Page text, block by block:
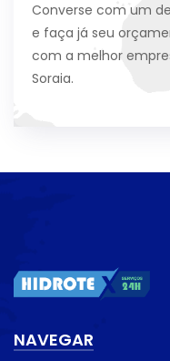
Converse com um
e faça já seu
com a melhor
Soraia.
NAVEGAR